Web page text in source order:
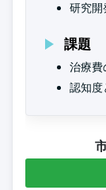
研究開
課題
治療費
認知度